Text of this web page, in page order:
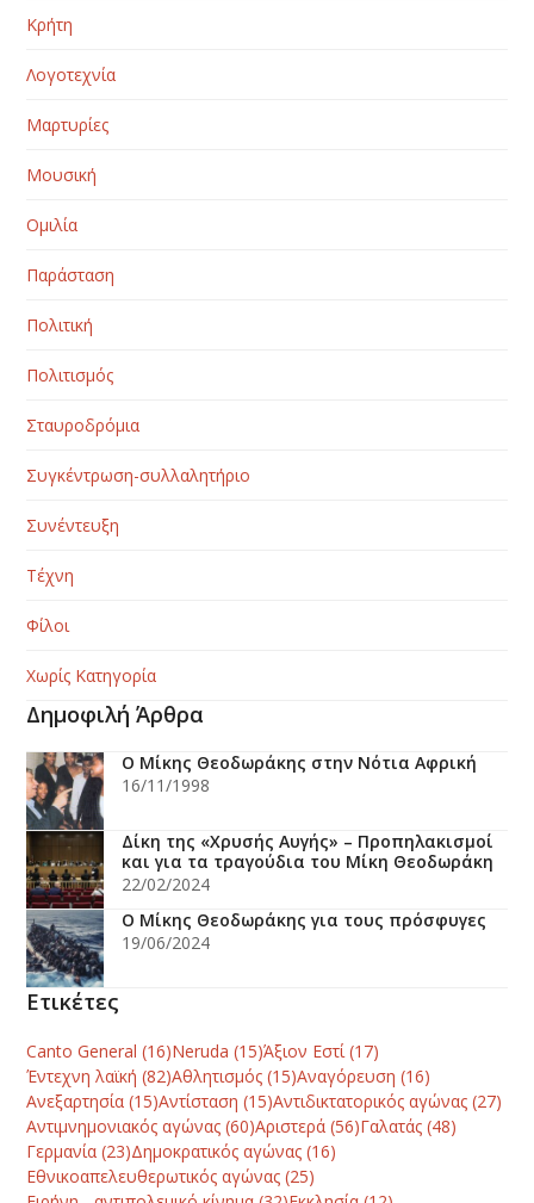
Κρήτη
Λογοτεχνία
Μαρτυρίες
Μουσική
Ομιλία
Παράσταση
Πολιτική
Πολιτισμός
Σταυροδρόμια
Συγκέντρωση-συλλαλητήριο
Συνέντευξη
Τέχνη
Φίλοι
Χωρίς Κατηγορία
Δημοφιλή Άρθρα
Ο Μίκης Θεοδωράκης στην Νότια Αφρική
16/11/1998
Δίκη της «Χρυσής Αυγής» – Προπηλακισμοί
και για τα τραγούδια του Μίκη Θεοδωράκη
22/02/2024
Ο Μίκης Θεοδωράκης για τους πρόσφυγες
19/06/2024
Ετικέτες
Canto General (16)Neruda (15)Άξιον Εστί(17)
Έντεχνη λαϊκή (82)Αθλητισμός (15)Αναγόρευση (16)
Ανεξαρτησία (15)Αντίσταση (15)Αντιδικτατορικός αγώνας (27)
Αντιμνημονιακός αγώνας (60)Αριστερά (56)Γαλατάς (48)
Γερμανία (23)Δημοκρατικός αγώνας (16)
Εθνικοαπελευθερωτικός αγώνας (25)